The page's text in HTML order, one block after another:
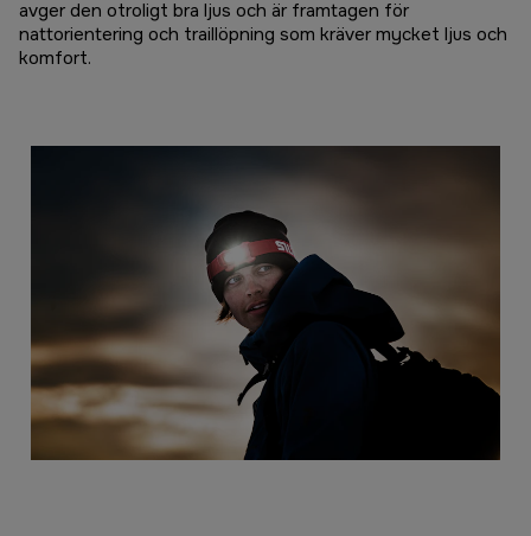
avger den otroligt bra ljus och är framtagen för
nattorientering och traillöpning som kräver mycket ljus och
komfort.